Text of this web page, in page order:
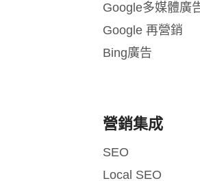
Google多媒體廣
Google 再營銷
Bing廣告
營銷集成
SEO
Local SEO